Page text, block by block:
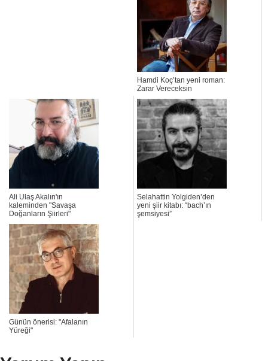
Hamdi Koç’tan yeni roman:
Zarar Vereceksin
Ali Ulaş Akalın'ın
kaleminden "Savaşa
Doğanların Şiirleri"
Selahattin Yolgiden’den
yeni şiir kitabı: “bach’ın
şemsiyesi”
Günün önerisi: "Afalanın
Yüreği"